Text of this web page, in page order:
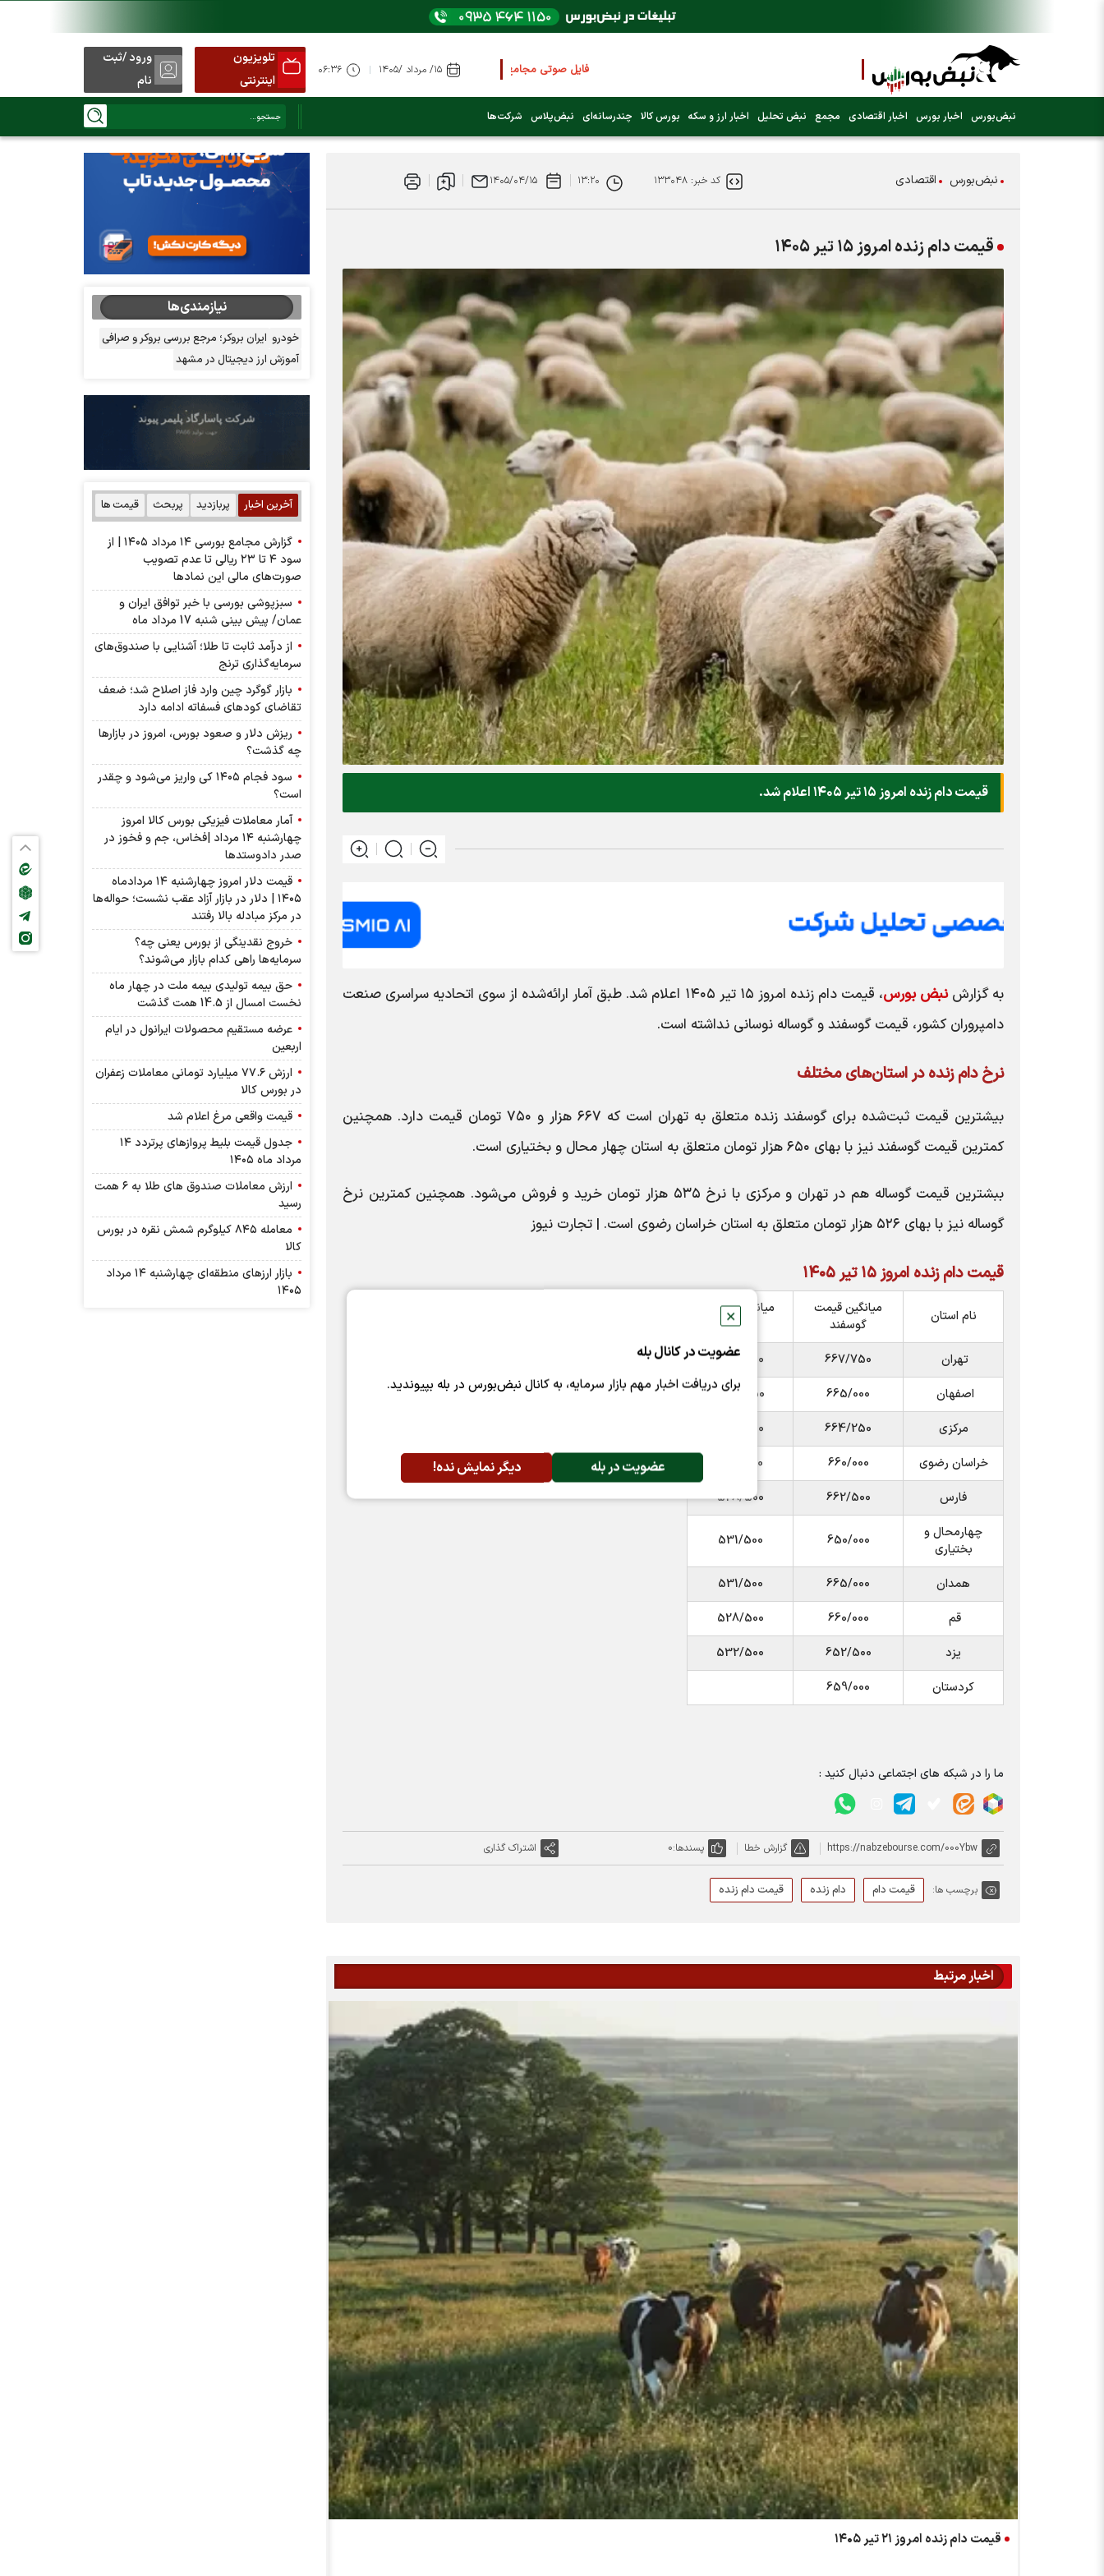
فایل صوتی مجامع و کنفرانس هارا از اینجا گوش کنید
عرضه اولیه بعدی کدام نماد است؟ (کلیک کنید)
تلویزیون
اینترنتی
ورود /ثبت
نام
نبض‌بورس اخبار بورس اخبار اقتصادی مجمع نبض تحلیل اخبار ارز و سکه بورس کالا چندرسانه‌ای نبض‌پلاس شرکت‌ها
✕
عضویت در کانال بله
برای دریافت اخبار مهم بازار سرمایه، به کانال نبض‌بورس در بله بپیوندید.
عضویت در بله دیگر نمایش نده!
نبض‌بورس اقتصادی کد خبر: ۱۳۳۰۴۸ ۱۳:۲۰ ۱۴۰۵/۰۴/۱۵
قیمت دام زنده امروز ۱۵ تیر ۱۴۰۵
قیمت دام زنده امروز ۱۵ تیر ۱۴۰۵ اعلام شد.
به گزارشنبض بورس
، قیمت دام زنده امروز ۱۵ تیر ۱۴۰۵ اعلام شد. طبق آمار ارائه‌شده از سوی اتحادیه سراسری صنعت
دامپروران کشور، قیمت گوسفند و گوساله نوسانی نداشته است.
نرخ دام زنده در استان‌های مختلف
بیشترین قیمت ثبت‌شده برای گوسفند زنده متعلق به تهران است که ۶۶۷ هزار و ۷۵۰ تومان قیمت دارد. همچنین
کمترین قیمت گوسفند نیز با بهای ۶۵۰ هزار تومان متعلق به استان چهار محال و بختیاری است.
ببشترین قیمت گوساله هم در تهران و مرکزی با نرخ ۵۳۵ هزار تومان خرید و فروش می‌شود. همچنین کمترین نرخ
گوساله نیز با بهای ۵۲۶ هزار تومان متعلق به استان خراسان رضوی است. | تجارت نیوز
قیمت دام زنده امروز ۱۵ تیر ۱۴۰۵
نام استان
میانگین قیمت
گوسفند
میانگین قیمت
گوساله
تهران
667/750
535/000
اصفهان
665/000
527/750
مرکزی
664/250
535/000
خراسان رضوی
660/000
526/500
فارس
662/500
528/500
چهارمحال و
بختیاری
650/000
531/500
همدان 665/000
531/500
قم
660/000
528/500
یزد
652/500
532/500
کردستان
659/000
ما را در شبکه های اجتماعی دنبال کنید :
https://nabzebourse.com/000Ybw گزارش خطا پسندها:0 اشتراک گذاری
برچسب ها: قیمت دام دام زنده قیمت دام زنده
اخبار مرتبط
قیمت دام زنده امروز ۲۱ تیر ۱۴۰۵
نیازمندی‌ها
خودرو ایران بروکر؛ مرجع بررسی بروکر و صرافی
آموزش ارز دیجیتال در مشهد
آخرین اخبار پربازدید پربحث قیمت ها
گزارش مجامع بورسی ۱۴ مرداد ۱۴۰۵ | از
سود ۴ تا ۲۳ ریالی تا عدم تصویب
صورت‌های مالی این نماد‌ها
سبزپوشی بورسی با خبر توافق ایران و
عمان/ پیش بینی شنبه 17 مرداد ماه
از درآمد ثابت تا طلا؛ آشنایی با صندوق‌های
سرمایه‌گذاری ترنج
بازار گوگرد چین وارد فاز اصلاح شد؛ ضعف
تقاضای کودهای فسفاته ادامه دارد
ریزش دلار و صعود بورس، امروز در بازارها
چه گذشت؟
سود فجام ۱۴۰۵ کی واریز می‌شود و چقدر
است؟
آمار معاملات فیزیکی بورس کالا امروز
چهارشنبه ۱۴ مرداد |فخاس، جم و فخوز در
صدر دادوستد‌ها
قیمت دلار امروز چهارشنبه ۱۴ مردادماه
۱۴۰۵ | دلار در بازار آزاد عقب نشست؛ حواله‌ها
در مرکز مبادله بالا رفتند
خروج نقدینگی از بورس یعنی چه؟
سرمایه‌ها راهی کدام بازار می‌شوند؟
حق بیمه تولیدی بیمه ملت در چهار ماه
نخست امسال از 14.5 همت گذشت
عرضه مستقیم محصولات ایرانول در ایام
اربعین
ارزش ۷۷.۶ میلیارد تومانی معاملات زعفران
در بورس کالا
قیمت واقعی مرغ اعلام شد
جدول قیمت بلیط پرواز‌های پرتردد ۱۴
مرداد ماه ۱۴۰۵
ارزش معاملات صندوق های طلا به ۶ همت
رسید
معامله ۸۴۵ کیلوگرم شمش نقره در بورس
کالا
بازار ارز‌های منطقه‌ای چهارشنبه ۱۴ مرداد
۱۴۰۵